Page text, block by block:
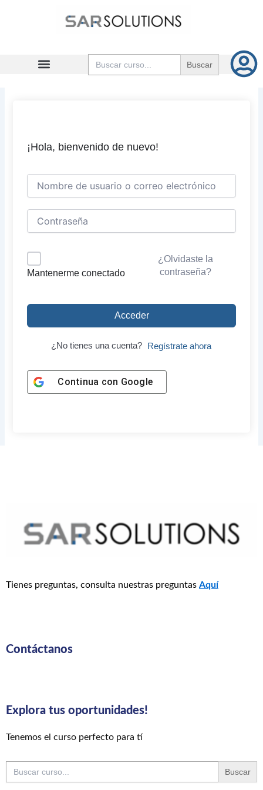
Buscar:
¡Hola, bienvenido de nuevo!
Mantenerme conectado
¿Olvidaste la
contraseña?
Acceder
¿No tienes una cuenta? Regístrate ahora
Continua con Google
Tienes preguntas, consulta nuestras preguntas Aquí
Contáctanos
Explora tus oportunidades!
Tenemos el curso perfecto para tí
Buscar: